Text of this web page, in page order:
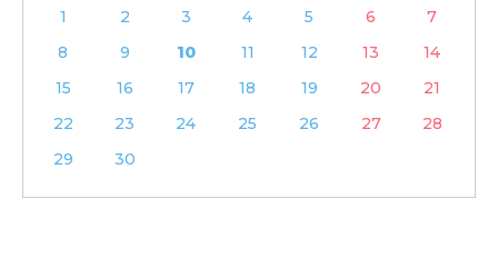
1 2 3 4 5 6
7
8
9 10 11 12 13
14
15
16 17 18 19 20
21
22
23 24 25 26 27
28
29
30